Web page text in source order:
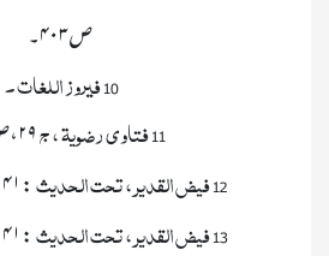
ص۴۰۳۔
10 فیروز اللغات ۔
11 فتاوی رضویۃ ، ج
12 فیض القدیر ، تحت الحدیث :۳۱۴۱ج۳،ص۲۶۲
13 فیض القدیر ، تحت الحدیث :۳۱۴۱ج۳،ص۲۶۲